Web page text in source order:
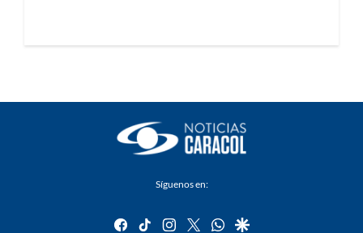
Síguenos en:
facebook
tiktok instagram
twitterwhatsapp
google